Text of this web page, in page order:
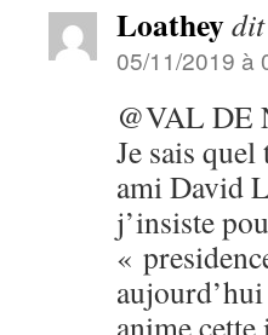
Loathey
05/11/2019 à
@VAL DE
Je sais
ami David
j’insiste
«
anime